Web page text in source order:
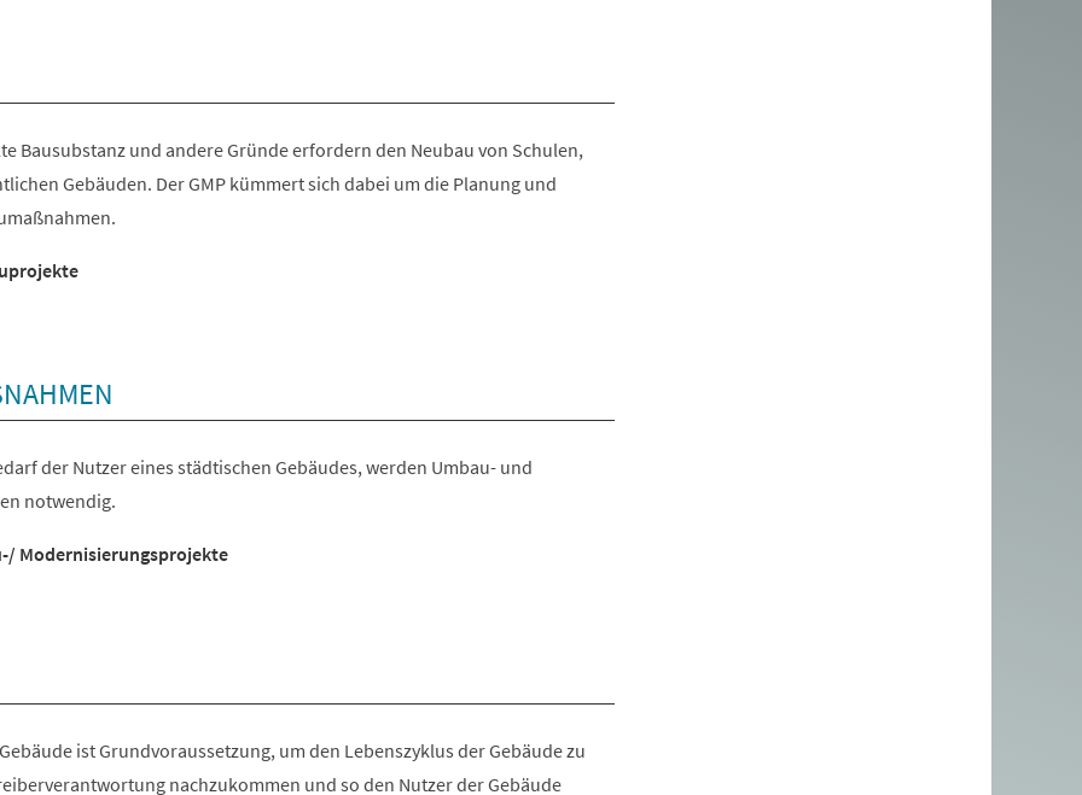
Bausubstanz und andere Gründe erfordern den Neubau von Schulen,
Gebäuden. Der GMP kümmert sich dabei um die Planung und
der Nutzer eines städtischen Gebäudes, werden Umbau- und
notwendig.
Modernisierungsprojekte
ist Grundvoraussetzung, um den Lebenszyklus der Gebäude zu
nachzukommen und so den Nutzer der Gebäude